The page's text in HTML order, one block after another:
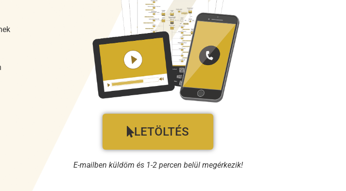
LETÖLTÉS
E-mailben küldöm és 1-2 percen belül megérkezik!